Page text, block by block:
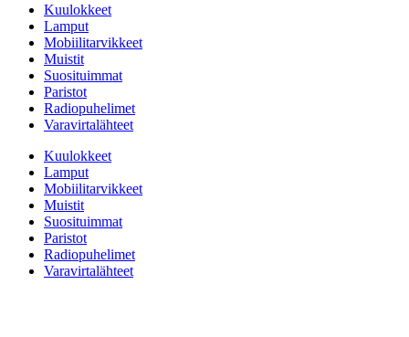
Kuulokkeet
Lamput
Mobiilitarvikkeet
Muistit
Suosituimmat
Paristot
Radiopuhelimet
Varavirtalähteet
Kuulokkeet
Lamput
Mobiilitarvikkeet
Muistit
Suosituimmat
Paristot
Radiopuhelimet
Varavirtalähteet